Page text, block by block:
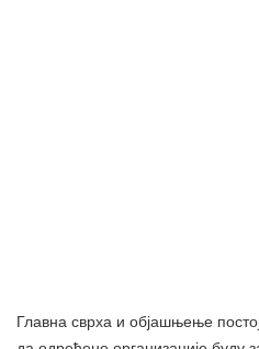
Главна сврха и објашњење